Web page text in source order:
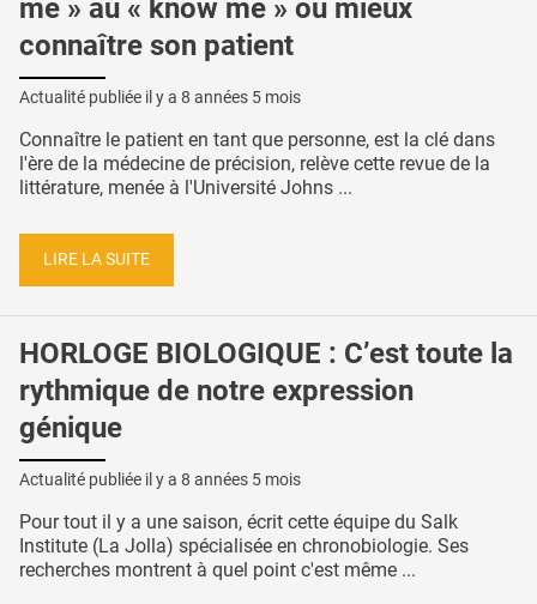
me » au « know me » ou mieux
connaître son patient
Actualité publiée il y a 8 années 5 mois
Connaître le patient en tant que personne, est la clé dans
l'ère de la médecine de précision, relève cette revue de la
littérature, menée à l'Université Johns ...
LIRE LA SUITE
HORLOGE BIOLOGIQUE : C’est toute la
rythmique de notre expression
génique
Actualité publiée il y a 8 années 5 mois
Pour tout il y a une saison, écrit cette équipe du Salk
Institute (La Jolla) spécialisée en chronobiologie. Ses
recherches montrent à quel point c'est même ...